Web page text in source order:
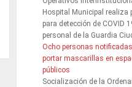
Hospital Municipal realiza
para detección de COVID
personal de la Guardia
Ocho personas
portar mascarillas en
públicos
Socialización de la